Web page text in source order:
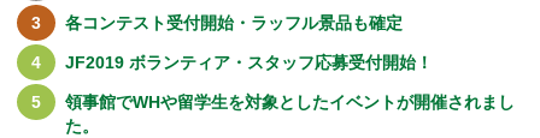
各コンテスト受付開始・ラッフル景品も確定
JF2019 ボランティア・スタッフ応募受付開始！
領事館でWHや留学生を対象としたイベントが開催されまし
た。